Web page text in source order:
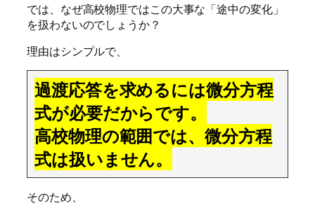
では、なぜ高校物理ではこの大事な「途中の変化」
を扱わないのでしょうか？
理由はシンプルで、
過渡応答を求めるには微分方程
式が必要だからです。
高校物理の範囲では、微分方程
式は扱いません。
そのため、